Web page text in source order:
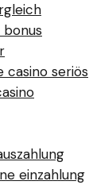
bonus
casino seriös
einzahlung